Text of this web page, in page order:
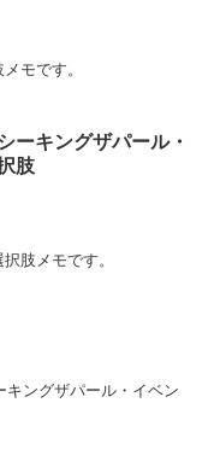
モです。
ーキングザパール・
肢
肢メモです。
キングザパール・イベン